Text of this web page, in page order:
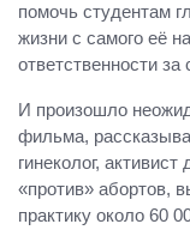
помочь студентам
жизни с самого её
ответственности за
И произошло
фильма,
гинеколог,
«против» абортов,
практику около 60